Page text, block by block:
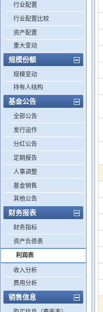
行业配置
行业配置比较
资产配置
重大变动
规模份额
规模变动
持有人结构
基金公告
全部公告
发行运作
分红公告
定期报告
人事调整
基金销售
其他公告
财务报表
财务指标
资产负债表
利润表
收入分析
费用分析
销售信息